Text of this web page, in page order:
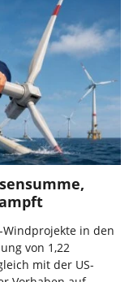
Windprojekte in den
von 1,22
mit der US-